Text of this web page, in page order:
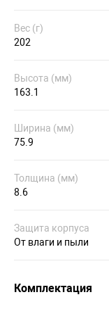
Вес (г)
202
Высота (мм)
163.1
Ширина (мм)
75.9
Толщина (мм)
8.6
Защита корпуса
От влаги и пыли
Комплектация